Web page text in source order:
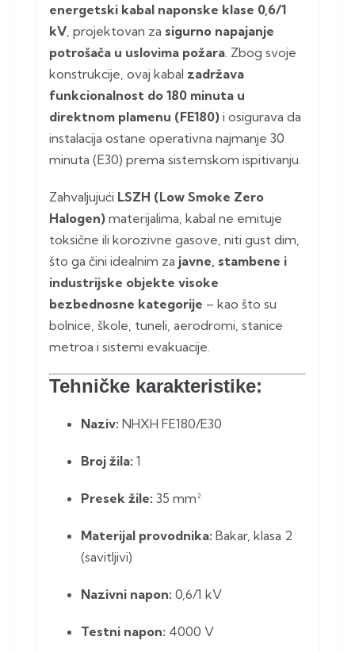
energetski kabal naponske klase 0,6/1
kV , projektovan za sigurno napajanje
potrošača u uslovima požara . Zbog svoje
konstrukcije, ovaj kabal zadržava
funkcionalnost do 180 minuta u
direktnom plamenu (FE180) i osigurava da
instalacija ostane operativna najmanje 30
minuta (E30) prema sistemskom ispitivanju.
Zahvaljujući LSZH (Low Smoke Zero
Halogen) materijalima, kabal ne emituje
toksične ili korozivne gasove, niti gust dim,
što ga čini idealnim za javne, stambene i
industrijske objekte visoke
bezbednosne kategorije – kao što su
bolnice, škole, tuneli, aerodromi, stanice
metroa i sistemi evakuacije.
Tehničke karakteristike:
Naziv: NHXH FE180/E30
Broj žila: 1
Presek žile: 35 mm²
Materijal provodnika: Bakar, klasa 2
(savitljivi)
Nazivni napon: 0,6/1 kV
Testni napon: 4000 V